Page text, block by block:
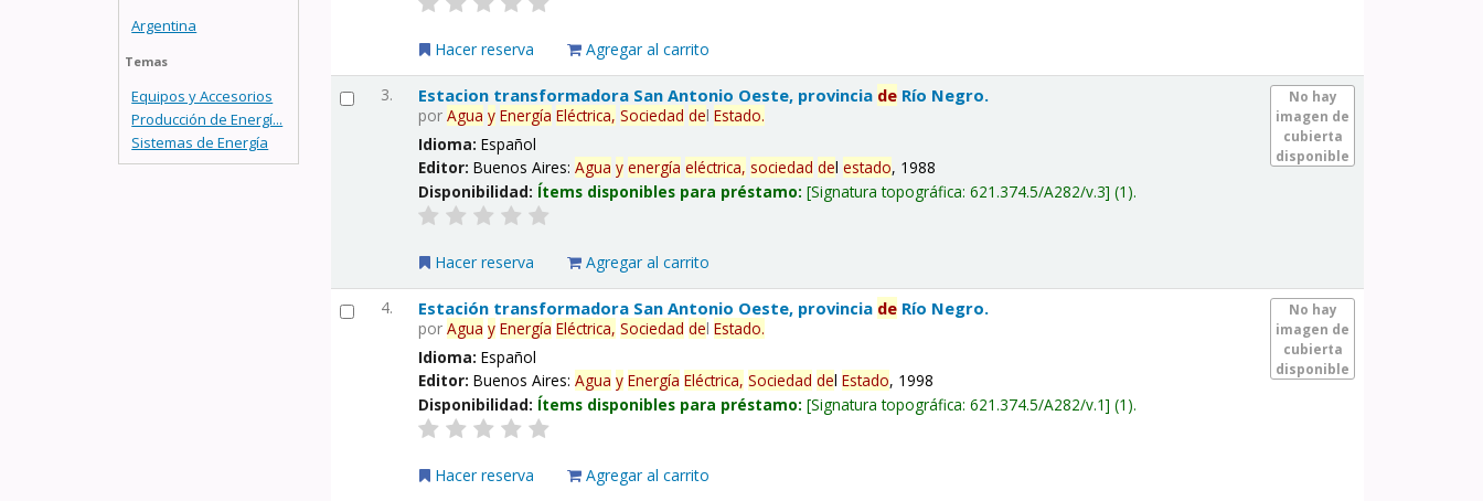
Argentina
Temas
Equipos y Accesorios
Producción de Energí...
Sistemas de Energía
Hacer reserva Agregar al carrito
3.
No hay
imagen de
cubierta
disponible
Estacion transformadora San Antonio Oeste, provincia de Río Negro.
porAgua y Energía Eléctrica, Sociedad delEstado.
Idioma:Español
Editor:Buenos Aires:Agua y energía eléctrica, sociedad delestado, 1988
Disponibilidad: Ítems disponibles para préstamo: Signatura topográfica:621.374.5/A282/v.3 (1).
Hacer reserva Agregar al carrito
4.
No hay
imagen de
cubierta
disponible
Estación transformadora San Antonio Oeste, provincia de Río Negro.
porAgua y Energía Eléctrica, Sociedad delEstado.
Idioma:Español
Editor:Buenos Aires:Agua y Energía Eléctrica, Sociedad delEstado, 1998
Disponibilidad: Ítems disponibles para préstamo: Signatura topográfica:621.374.5/A282/v.1 (1).
Hacer reserva Agregar al carrito